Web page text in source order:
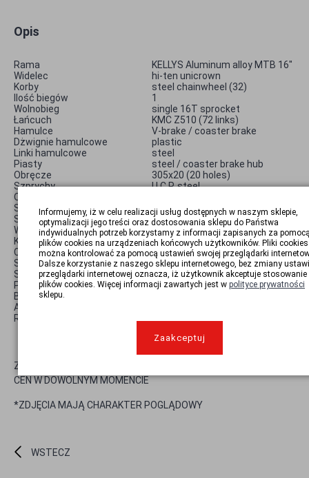
Opis
Rama
KELLYS Aluminum alloy MTB 16"
Widelec
hi-ten unicrown
Korby
steel chainwheel (32)
Ilość biegów
1
Wolnobieg
single 16T sprocket
Łańcuch
KMC Z510 (72 links)
Hamulce
V-brake / coaster brake
Dżwignie hamulcowe
plastic
Linki hamulcowe
steel
Piasty
steel / coaster brake hub
Obręcze
305x20 (20 holes)
Szprychy
U.C.P. steel
Opony
Stery
threaded
Suport
axle 120 mm
Wspornik kierownicy
steel
Kierownica
steel RiseBar
Chwyty
plastic
Sztyca
steel
Siodło
KLS Junior
Pedały
plastic
Błotnik
Akcesoria
Rozmiary ram
ZASTRZEGAMY SOBIE PRAWO DO ZMIAN SPECYFIKACJI ORAZ
CEN W DOWOLNYM MOMENCIE
*ZDJĘCIA MAJĄ CHARAKTER POGLĄDOWY
WSTECZ
Informujemy, iż w celu realizacji usług dostępnych w naszym sklepie,
optymalizacji jego treści oraz dostosowania sklepu do Państwa
indywidualnych potrzeb korzystamy z informacji zapisanych za
plików cookies na urządzeniach końcowych użytkowników. Pliki cookies
można kontrolować za pomocą ustawień swojej przeglądarki
Dalsze korzystanie z naszego sklepu internetowego, bez zmiany
przeglądarki internetowej oznacza, iż użytkownik akceptuje stosowanie
plików cookies. Więcej informacji zawartych jest w polityce prywatności
sklepu.
Zaakceptuj